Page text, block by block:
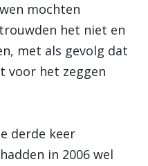
mochten
het niet en
met als gevolg dat
voor het zeggen
derde keer
in 2006 wel